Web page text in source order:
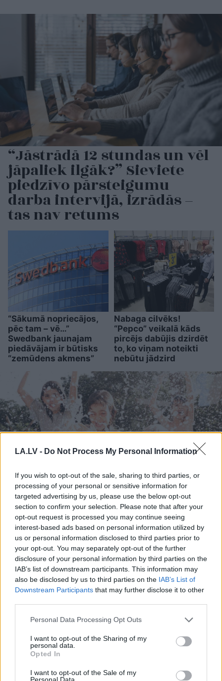
LA.LV - Do Not Process My Personal Information
If you wish to opt-out of the sale, sharing to third parties, or
processing of your personal or sensitive information for
targeted advertising by us, please use the below opt-out
section to confirm your selection. Please note that after your
opt-out request is processed you may continue seeing
interest-based ads based on personal information utilized by
us or personal information disclosed to third parties prior to
your opt-out. You may separately opt-out of the further
disclosure of your personal information by third parties on the
IAB’s list of downstream participants. This information may
also be disclosed by us to third parties on the IAB’s List of
Downstream Participants that may further disclose it to other
Please note that this website/app uses one or more Google
not limited to your visit or usage behaviour. You may click to
grant or deny consent to Google and its third-party tags to
use your data for below specified purposes in below Google
consent section.
Personal Data Processing Opt Outs
I want to opt-out of the Sharing of my
personal data.
Opted In
I want to opt-out of the Sale of my
Personal Data.
“Jāstrādā 12 stundas un vēl
jāpaliek ilgāk?” Sieviete
piedzīvo pārsteigumu
darba intervijā, izrādās –
tas nav retums
“Sākumā nopriecājos,
pēc tam – vē…”
Swedbank jaunajam
piedāvājam ir būtisks
“zemūdens akmens”
Nabaga cilvēks!
“Pepco” veikalā kāds
pircējs dabūjis dzirdēt
to, ko viņam noteikti
nebūtu jādzird
3zodiaka zīmes šajā
nedēļas nogalē kārtīgi
“nodos uguņus”, bet vienai
– labāk palikt mājās
“Tik daudz melu…”
Modris Konovalovs
“Tu varētu aizvērties!”
Beata Jonīte jau atkal